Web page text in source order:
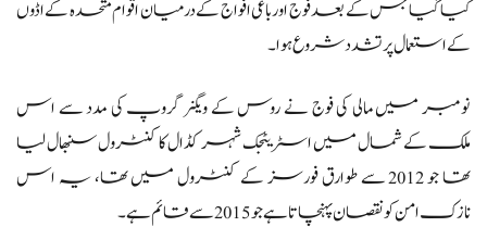
کیا گیا جس کے بعد فوج اور باغی افواج کے درمیان اقوام متحدہ کے اڈوں
کے استعمال پر تشدد شروع ہوا۔
نومبر میں مالی کی فوج نے روس کے ویگنر گروپ کی مدد سے اس
ملک کے شمال میں اسٹریٹجک شہر کڈال کا کنٹرول سنبھال لیا
تھا جو 2012 سے طوارق فورسز کے کنٹرول میں تھا، یہ اس
نازک امن کو نقصان پہنچاتا ہے جو 2015 سے قائم ہے۔